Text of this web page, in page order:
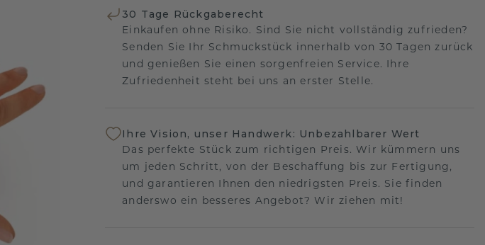
30 Tage Rückgaberecht
Einkaufen ohne Risiko. Sind Sie nicht vollständig zufrieden?
Senden Sie Ihr Schmuckstück innerhalb von 30 Tagen zurück
und genießen Sie einen sorgenfreien Service. Ihre
Zufriedenheit steht bei uns an erster Stelle.
Ihre Vision, unser Handwerk: Unbezahlbarer Wert
Das perfekte Stück zum richtigen Preis. Wir kümmern uns
um jeden Schritt, von der Beschaffung bis zur Fertigung,
und garantieren Ihnen den niedrigsten Preis. Sie finden
anderswo ein besseres Angebot? Wir ziehen mit!